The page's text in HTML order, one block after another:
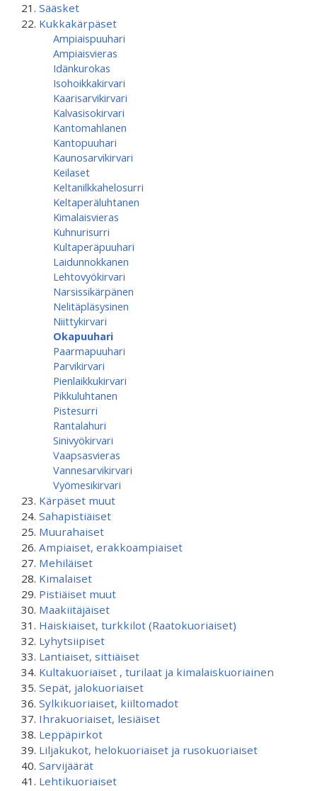
Sääsket
Kukkakärpäset
Ampiaispuuhari
Ampiaisvieras
Idänkurokas
Isohoikkakirvari
Kaarisarvikirvari
Kalvasisokirvari
Kantomahlanen
Kantopuuhari
Kaunosarvikirvari
Keilaset
Keltanilkkahelosurri
Keltaperäluhtanen
Kimalaisvieras
Kuhnurisurri
Kultaperäpuuhari
Laidunnokkanen
Lehtovyökirvari
Narsissikärpänen
Nelitäpläsysinen
Niittykirvari
Okapuuhari
Paarmapuuhari
Parvikirvari
Pienlaikkukirvari
Pikkuluhtanen
Pistesurri
Rantalahuri
Sinivyökirvari
Vaapsasvieras
Vannesarvikirvari
Vyömesikirvari
Kärpäset muut
Sahapistiäiset
Muurahaiset
Ampiaiset, erakkoampiaiset
Mehiläiset
Kimalaiset
Pistiäiset muut
Maakiitäjäiset
Haiskiaiset, turkkilot (Raatokuoriaiset)
Lyhytsiipiset
Lantiaiset, sittiäiset
Kultakuoriaiset , turilaat ja kimalaiskuoriainen
Sepät, jalokuoriaiset
Sylkikuoriaiset, kiiltomadot
Ihrakuoriaiset, lesiäiset
Leppäpirkot
Liljakukot, helokuoriaiset ja rusokuoriaiset
Sarvijäärät
Lehtikuoriaiset